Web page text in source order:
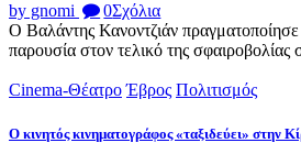
by gnomi 0Σχόλια
Ο Βαλάντης Κανοντζιάν
παρουσία στον τελικό της
Cinema-Θέατρο Έβρος Πολιτισμός
Ο κινητός κινηματογράφος «ταξιδεύει» στην